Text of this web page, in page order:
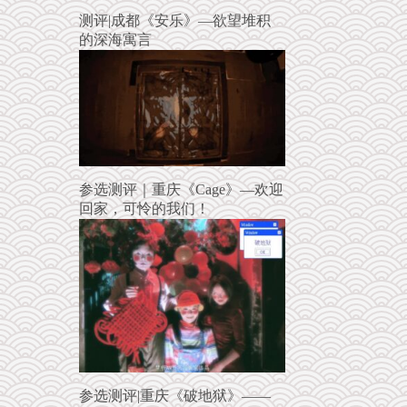
测评|成都《安乐》—欲望堆积
的深海寓言
参选测评｜重庆《Cage》—欢迎
回家，可怜的我们！
参选测评|重庆《破地狱》——